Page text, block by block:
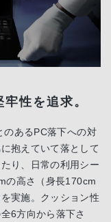
性を追求。
のあるPC落下への対
抱えていて落として
り、日常の利用シー
の高さ（身長170cm
実施。クッション性
6方向から落下さ